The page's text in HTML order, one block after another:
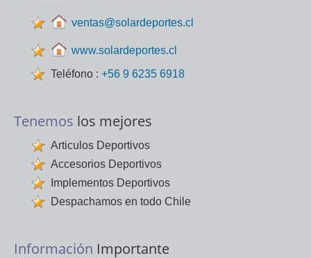
ventas@solardeportes.cl
www.solardeportes.cl
Teléfono : +56 9 6235 6918
Tenemos los mejores
Articulos Deportivos
Accesorios Deportivos
Implementos Deportivos
Despachamos en todo Chile
Información Importante